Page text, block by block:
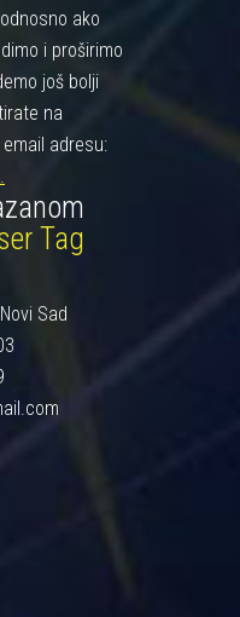
ako
i proširimo
još bolji
na
email adresu:
Tag
Sad